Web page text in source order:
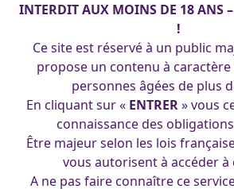
INTERDIT AUX MOINS DE 18 ANS
!
Ce site est réservé à un public
propose un contenu à
personnes âgées de plus
En cliquant sur « ENTRER» vous
connaissance des
Être majeur selon les lois
vous autorisent à accéder à
A ne pas faire connaître ce